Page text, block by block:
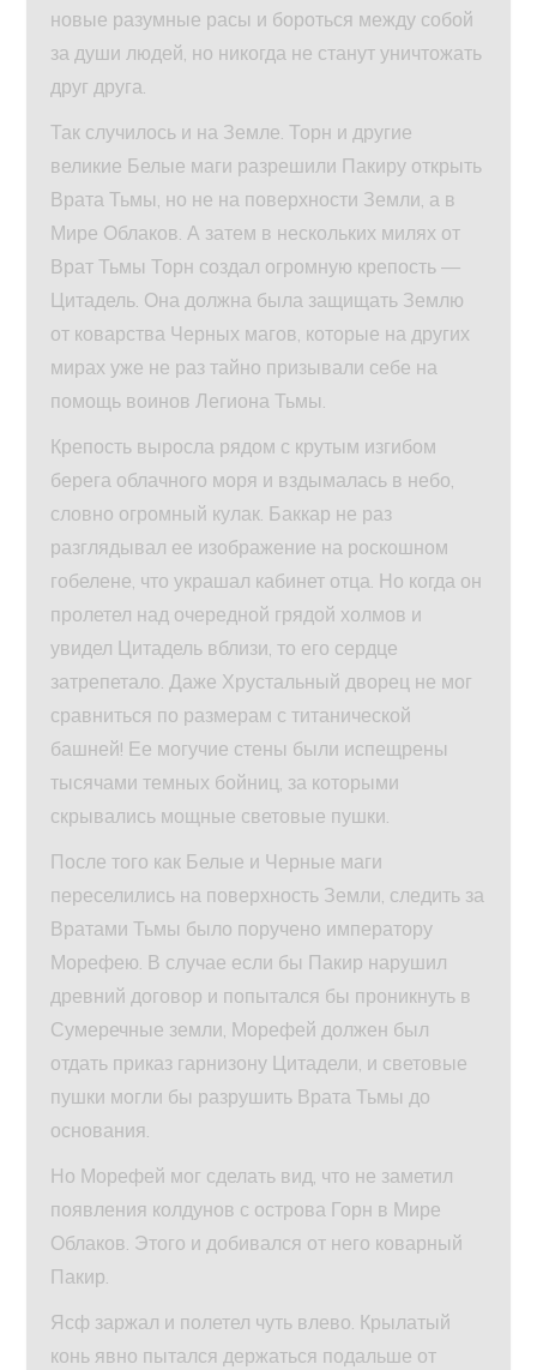
новые разумные расы и бороться между собой
за души людей, но никогда не станут уничтожать
друг друга.
Так случилось и на Земле. Торн и другие
великие Белые маги разрешили Пакиру открыть
Врата Тьмы, но не на поверхности Земли, а в
Мире Облаков. А затем в нескольких милях от
Врат Тьмы Торн создал огромную крепость —
Цитадель. Она должна была защищать Землю
от коварства Черных магов, которые на других
мирах уже не раз тайно призывали себе на
помощь воинов Легиона Тьмы.
Крепость выросла рядом с крутым изгибом
берега облачного моря и вздымалась в небо,
словно огромный кулак. Баккар не раз
разглядывал ее изображение на роскошном
гобелене, что украшал кабинет отца. Но когда он
пролетел над очередной грядой холмов и
увидел Цитадель вблизи, то его сердце
затрепетало. Даже Хрустальный дворец не мог
сравниться по размерам с титанической
башней! Ее могучие стены были испещрены
тысячами темных бойниц, за которыми
скрывались мощные световые пушки.
После того как Белые и Черные маги
переселились на поверхность Земли, следить за
Вратами Тьмы было поручено императору
Морефею. В случае если бы Пакир нарушил
древний договор и попытался бы проникнуть в
Сумеречные земли, Морефей должен был
отдать приказ гарнизону Цитадели, и световые
пушки могли бы разрушить Врата Тьмы до
основания.
Но Морефей мог сделать вид, что не заметил
появления колдунов с острова Горн в Мире
Облаков. Этого и добивался от него коварный
Пакир.
Ясф заржал и полетел чуть влево. Крылатый
конь явно пытался держаться подальше от